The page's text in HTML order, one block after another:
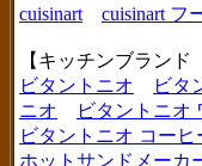
cuisinart
cuisinart フ
【キッチンブラン
ビタントニオ
ビタ
ニオ
ビタントニオ
ビタントニオ コーヒ
ホットサンドメーカ